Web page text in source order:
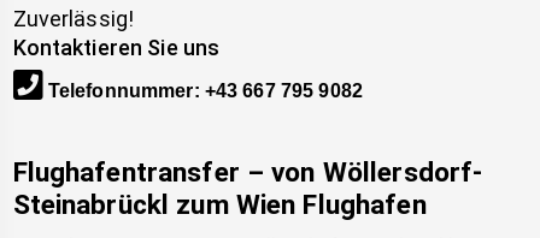
Zuverlässig!
Kontaktieren Sie uns
Telefonnummer: +43 667 795 9082
Flughafentransfer – von Wöllersdorf-
Steinabrückl zum Wien Flughafen